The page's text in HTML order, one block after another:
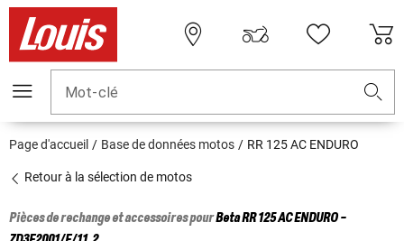
Mot-clé
Page d'accueil Base de données motos RR 125 AC ENDURO
Retour à la sélection de motos
Pièces de rechange et accessoires pourBetaRR 125 AC ENDURO -